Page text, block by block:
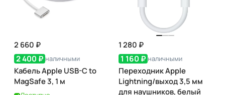
2 660 ₽
2 400 ₽ наличными
Кабель Apple USB-C to
MagSafe 3, 1 м
1 280 ₽
1 160 ₽ наличными
Переходник Apple
Lightning/выход 3,5 мм
для наушников, белый